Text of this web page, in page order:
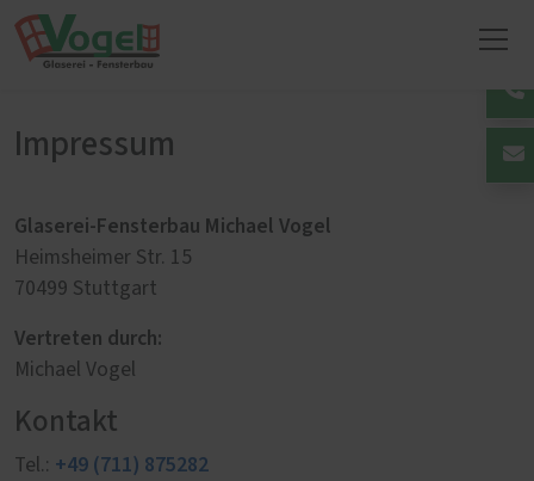
Impressum
Glaserei-Fensterbau Michael Vogel
Heimsheimer Str. 15
70499 Stuttgart
Vertreten durch:
Michael Vogel
Kontakt
Tel.: +49 (711) 875282